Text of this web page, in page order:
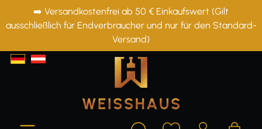
springen
➡️ Versandkostenfrei ab 50 € Einkaufswert (Gilt
ausschließlich für Endverbraucher und nur für den Standard-
Versand)